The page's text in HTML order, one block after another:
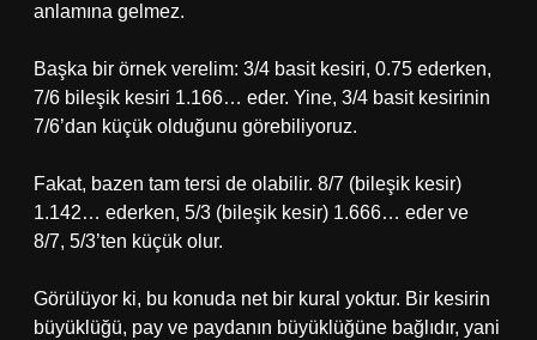
anlamına gelmez.
Başka bir örnek verelim: 3/4 basit kesiri, 0.75 ederken,
7/6 bileşik kesiri 1.166… eder. Yine, 3/4 basit kesirinin
7/6’dan küçük olduğunu görebiliyoruz.
Fakat, bazen tam tersi de olabilir. 8/7 (bileşik kesir)
1.142… ederken, 5/3 (bileşik kesir) 1.666… eder ve
8/7, 5/3’ten küçük olur.
Görülüyor ki, bu konuda net bir kural yoktur. Bir kesirin
büyüklüğü, pay ve paydanın büyüklüğüne bağlıdır, yani